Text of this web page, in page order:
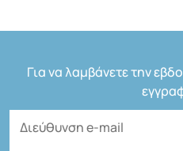
Για να λαμβάνετε την